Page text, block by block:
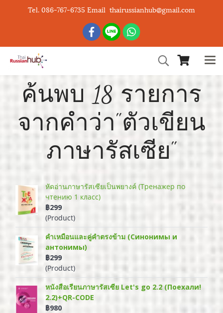
Tel. 086-767-6735 Email thairussianhub@gmail.com
ค้นพบ 18 รายการ
จากคำว่า"ตัวเขียน
ภาษารัสเซีย"
หัดอ่านภาษารัสเซียเป็นพยางค์ (Тренажер по
чтению 1 класс)
฿299
(Product)
คำเหมือนและคู่คำตรงข้าม (Синонимы и
антонимы)
฿299
(Product)
หนังสือเรียนภาษารัสเซีย Let's go 2.2 (Поехали!
2.2)+QR-CODE
฿980